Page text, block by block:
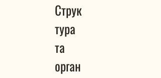
Струк
тура
та
орган